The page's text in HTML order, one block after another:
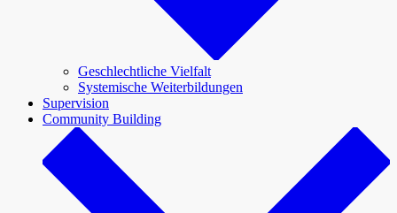
Geschlechtliche Vielfalt
Systemische Weiterbildungen
Supervision
Community Building